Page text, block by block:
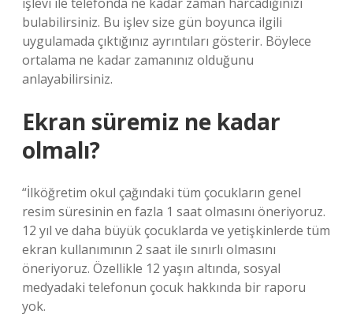
bulabilirsiniz. Bu işlev size gün boyunca ilgili
uygulamada çıktığınız ayrıntıları gösterir. Böylece
ortalama ne kadar zamanınız olduğunu
anlayabilirsiniz.
Ekran süremiz ne kadar
olmalı?
“İlköğretim okul çağındaki tüm çocukların genel
resim süresinin en fazla 1 saat olmasını öneriyoruz.
12 yıl ve daha büyük çocuklarda ve yetişkinlerde tüm
ekran kullanımının 2 saat ile sınırlı olmasını
öneriyoruz. Özellikle 12 yaşın altında, sosyal
medyadaki telefonun çocuk hakkında bir raporu
yok.